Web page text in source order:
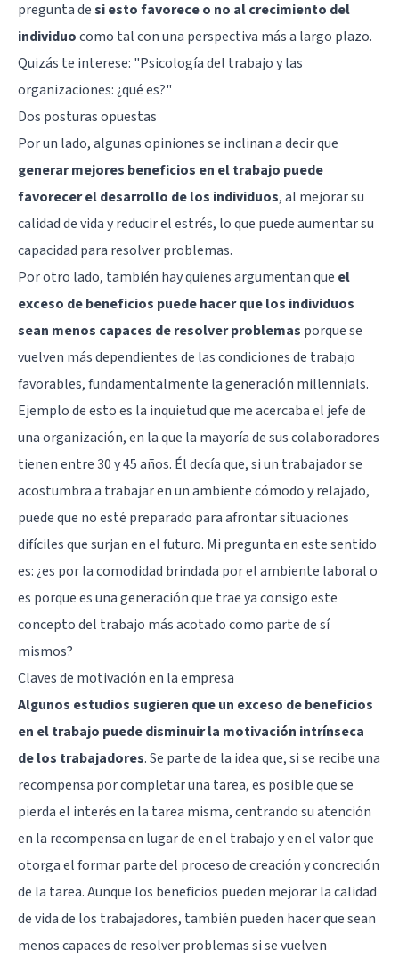
pregunta desi esto favorece o no al crecimiento del
individuocomo tal con una perspectiva más a largo plazo.
Quizás te interese: "Psicología del trabajo y las
organizaciones: ¿qué es?"
Dos posturas opuestas
Por un lado, algunas opiniones se inclinan a decir que
generar mejores beneficios en el trabajo puede
favorecer el desarrollo de los individuos, al mejorar su
calidad de vida y reducir el estrés, lo que puede aumentar su
capacidad para resolver problemas.
Por otro lado, también hay quienes argumentan que el
exceso de beneficios puede hacer que los individuos
sean menos capaces de resolver problemas porque se
vuelven más dependientes de las condiciones de trabajo
favorables, fundamentalmente la generación millennials.
Ejemplo de esto es la inquietud que me acercaba el jefe de
una organización, en la que la mayoría de sus colaboradores
tienen entre 30 y 45 años. Él decía que, si un trabajador se
acostumbra a trabajar en un ambiente cómodo y relajado,
puede que no esté preparado para afrontar situaciones
difíciles que surjan en el futuro. Mi pregunta en este sentido
es: ¿es por la comodidad brindada por el ambiente laboral o
es porque es una generación que trae ya consigo este
concepto del trabajo más acotado como parte de sí
mismos?
Claves de motivación en la empresa
Algunos estudios sugieren que un exceso de beneficios
en el trabajo puede disminuir la motivación intrínseca
de los trabajadores. Se parte de la idea que, si se recibe una
recompensa por completar una tarea, es posible que se
pierda el interés en la tarea misma, centrando su atención
en la recompensa en lugar de en el trabajo y en el valor que
otorga el formar parte del proceso de creación y concreción
de la tarea. Aunque los beneficios pueden mejorar la calidad
de vida de los trabajadores, también pueden hacer que sean
menos capaces de resolver problemas si se vuelven